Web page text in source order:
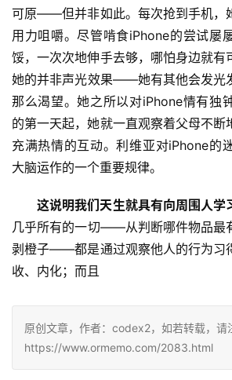
可原——但并非如此。每次抢到手机，
用力咀嚼。尽管啃食iPhone的尝试屡
馁，一次次地伸手去够，哪怕身边就有
她的并非声光效果——她有其他会发光
那么渴望。她之所以对iPhone情有独
的第一天起，她就一直观察着父母不断
充满热情的互动。利维亚对iPhone的
大脑运作的一个重要规律。
这说明我们天生就具有向周围人学
几乎所有的一切——从判断哪件物品最
剥橙子——都是通过观察他人的行为习
收、内化；而且
原创文章，作者：codex2，如若转载，请
https://www.ormemo.com/2083.html